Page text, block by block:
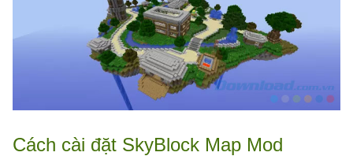
Cách cài đặt SkyBlock Map Mod